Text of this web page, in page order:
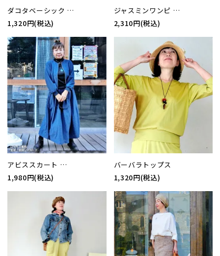
ダコタベーシック …
1,320円(税込)
ジャスミンワンピ …
2,310円(税込)
アビススカート …
1,980円(税込)
バーバラトップス
1,320円(税込)